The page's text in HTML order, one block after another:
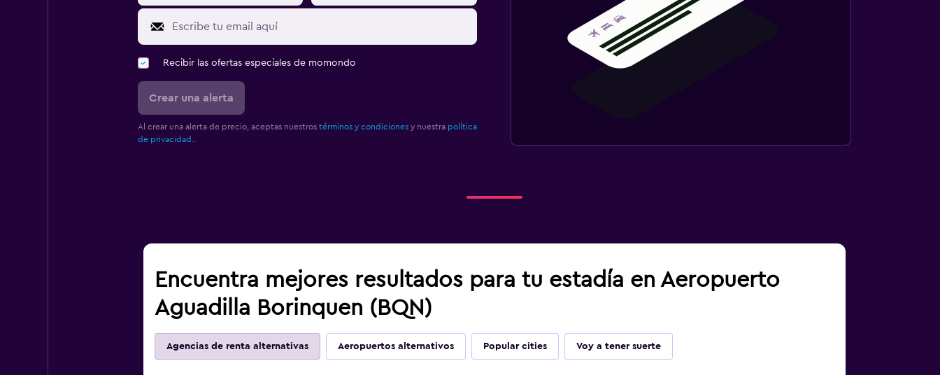
Recibir las ofertas especiales de momondo
Crear una alerta
Al crear una alerta de precio, aceptas nuestros términos y condicionesy nuestra política
de privacidad.
Encuentra mejores resultados para tu estadía en Aeropuerto
Aguadilla Borinquen (BQN)
Agencias de renta alternativas Aeropuertos alternativos Popular cities Voy a tener suerte